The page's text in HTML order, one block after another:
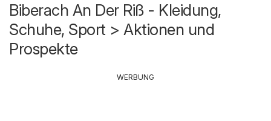
Biberach An Der Riß - Kleidung,
Schuhe, Sport > Aktionen und
Prospekte
WERBUNG